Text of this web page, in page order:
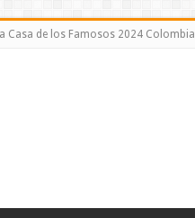
Casa de los Famosos 2024 Colombia